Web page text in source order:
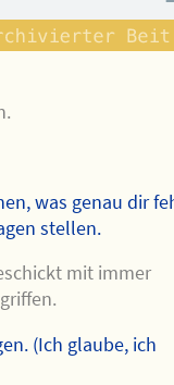
was genau dir
stellen.
mit immer
(Ich glaube, ich